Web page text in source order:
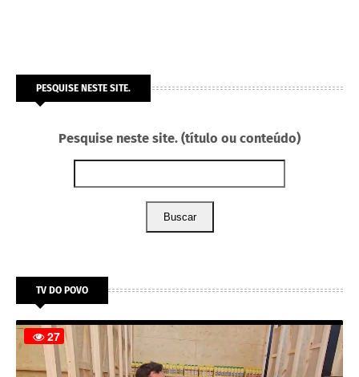
PESQUISE NESTE SITE.
Pesquise neste site. (título ou conteúdo)
Buscar
TV DO POVO